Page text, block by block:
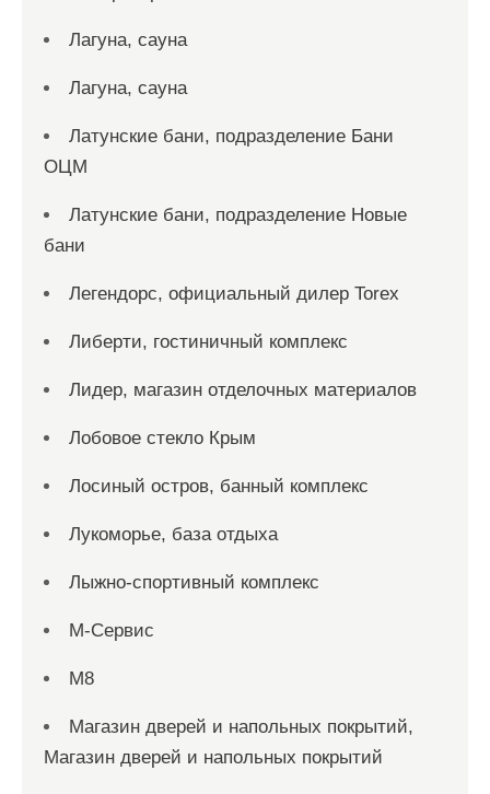
Лагуна, сауна
Лагуна, сауна
Латунские бани, подразделение Бани
ОЦМ
Латунские бани, подразделение Новые
бани
Легендорс, официальный дилер Torex
Либерти, гостиничный комплекс
Лидер, магазин отделочных материалов
Лобовое стекло Крым
Лосиный остров, банный комплекс
Лукоморье, база отдыха
Лыжно-спортивный комплекс
М-Сервис
М8
Магазин дверей и напольных покрытий,
Магазин дверей и напольных покрытий